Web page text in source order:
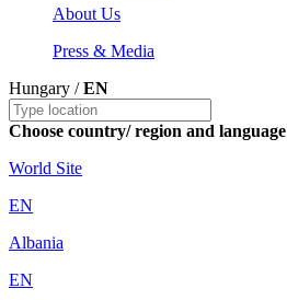
About Us
Press & Media
Hungary /EN
Choose country/ region and language
World Site
EN
Albania
EN